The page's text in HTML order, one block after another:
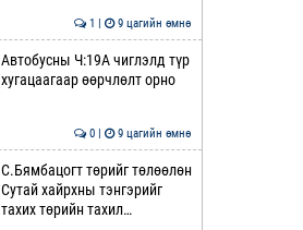
1 | 9 цагийн өмнө
Автобусны Ч:19А чиглэлд түр
хугацаагаар өөрчлөлт орно
0 | 9 цагийн өмнө
С.Бямбацогт төрийг төлөөлөн
Сутай хайрхны тэнгэрийг
тахих төрийн тахил…